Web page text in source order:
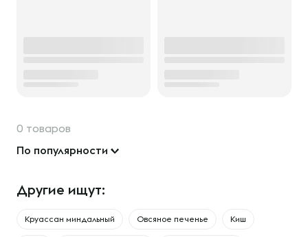
0 товаров
По популярности
Другие ищут:
Круассан миндальный Овсяное печенье Киш